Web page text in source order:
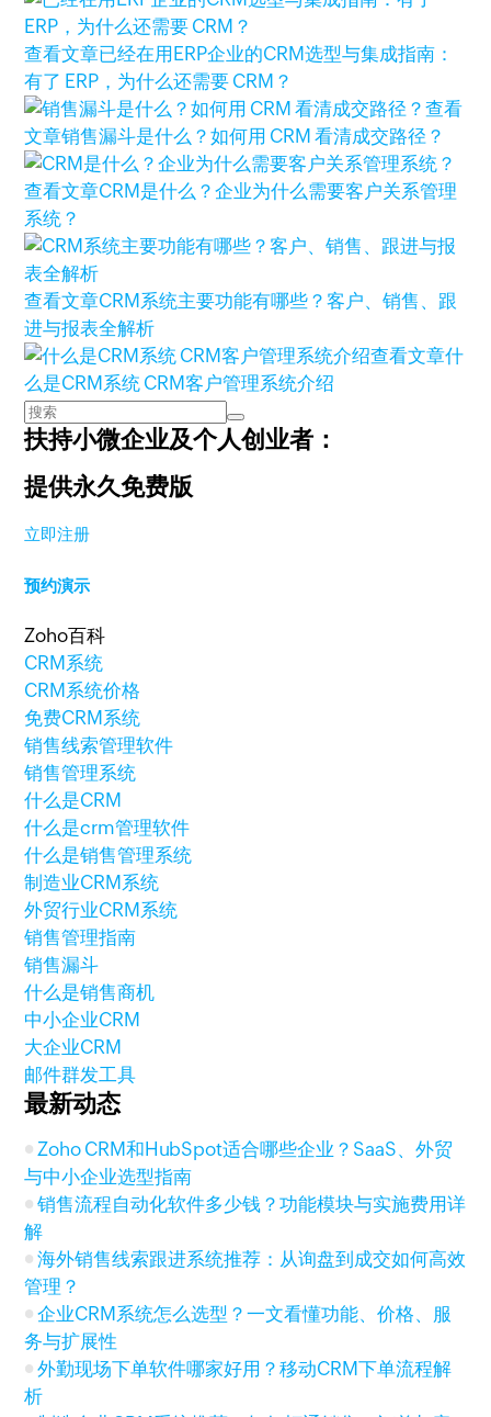
查看文章已经在用ERP企业的CRM选型与集成指南：
有了 ERP，为什么还需要 CRM？
查看
文章销售漏斗是什么？如何用 CRM 看清成交路径？
查看文章CRM是什么？企业为什么需要客户关系管理
系统？
查看文章CRM系统主要功能有哪些？客户、销售、跟
进与报表全解析
查看文章什
么是CRM系统 CRM客户管理系统介绍
扶持小微企业及个人创业者：
提供永久免费版
立即注册
预约演示
Zoho百科
CRM系统
CRM系统价格
免费CRM系统
销售线索管理软件
销售管理系统
什么是CRM
什么是crm管理软件
什么是销售管理系统
制造业CRM系统
外贸行业CRM系统
销售管理指南
销售漏斗
什么是销售商机
中小企业CRM
大企业CRM
邮件群发工具
最新动态
Zoho CRM和HubSpot适合哪些企业？SaaS、外贸
与中小企业选型指南
销售流程自动化软件多少钱？功能模块与实施费用详
解
海外销售线索跟进系统推荐：从询盘到成交如何高效
管理？
企业CRM系统怎么选型？一文看懂功能、价格、服
务与扩展性
外勤现场下单软件哪家好用？移动CRM下单流程解
析